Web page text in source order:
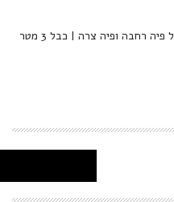
פן מייבש שיער מקצועי | 2000W | כולל פיה רחבה ופיה צרה | כבל 3 מטר